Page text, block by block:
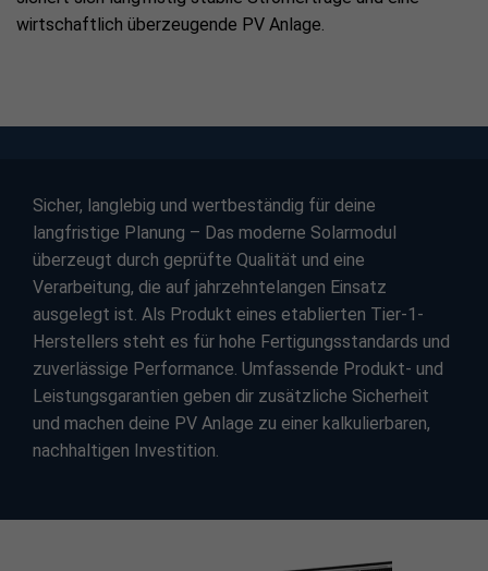
wirtschaftlich überzeugende PV Anlage.
Sicher, langlebig und wertbeständig für deine
langfristige Planung – Das moderne Solarmodul
überzeugt durch geprüfte Qualität und eine
Verarbeitung, die auf jahrzehntelangen Einsatz
ausgelegt ist. Als Produkt eines etablierten Tier-1-
Herstellers steht es für hohe Fertigungsstandards und
zuverlässige Performance. Umfassende Produkt- und
Leistungsgarantien geben dir zusätzliche Sicherheit
und machen deine PV Anlage zu einer kalkulierbaren,
nachhaltigen Investition.